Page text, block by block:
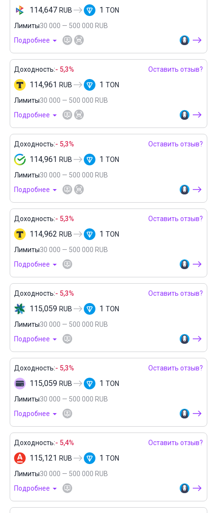
114,647 RUB 1 TON
Лимиты30 000 — 500 000 RUB
Подробнее
Доходность:- 5,3% Оставить отзыв?
114,961 RUB 1 TON
Лимиты30 000 — 500 000 RUB
Подробнее
Доходность:- 5,3% Оставить отзыв?
114,961 RUB 1 TON
Лимиты30 000 — 500 000 RUB
Подробнее
Доходность:- 5,3% Оставить отзыв?
114,962 RUB 1 TON
Лимиты30 000 — 500 000 RUB
Подробнее
Доходность:- 5,3% Оставить отзыв?
115,059 RUB 1 TON
Лимиты30 000 — 500 000 RUB
Подробнее
Доходность:- 5,3% Оставить отзыв?
115,059 RUB 1 TON
Лимиты30 000 — 500 000 RUB
Подробнее
Доходность:- 5,4% Оставить отзыв?
115,121 RUB 1 TON
Лимиты30 000 — 500 000 RUB
Подробнее